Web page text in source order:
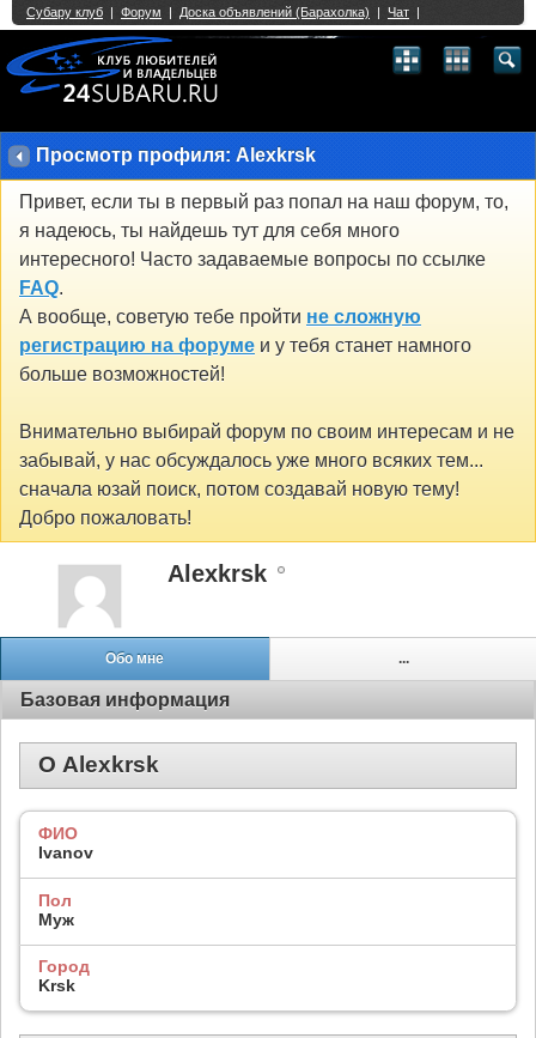
Просмотр профиля: Alexkrsk
Привет, если ты в первый раз попал на наш форум, то,
я надеюсь, ты найдешь тут для себя много
интересного! Часто задаваемые вопросы по ссылке
FAQ.
А вообще, советую тебе пройти не сложную
регистрацию на форуме и у тебя станет намного
больше возможностей!
Внимательно выбирай форум по своим интересам и не
забывай, у нас обсуждалось уже много всяких тем...
сначала юзай поиск, потом создавай новую тему!
Добро пожаловать!
Alexkrsk
Обо мне ...
Базовая информация
О Alexkrsk
ФИО
Ivanov
Пол
Муж
Город
Krsk
Single Sign On provided byvBSSO
2 3 4 5 6 7 8 9 10 11 12 13 21 22 23 24 25 26
27 28 29 30 31 32 33 40 41 42 43